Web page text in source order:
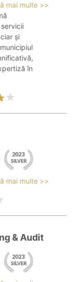
mai multe >>
și
în
mai multe >>
& Audit